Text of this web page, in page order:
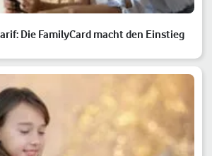
Die FamilyCard macht den Einstieg